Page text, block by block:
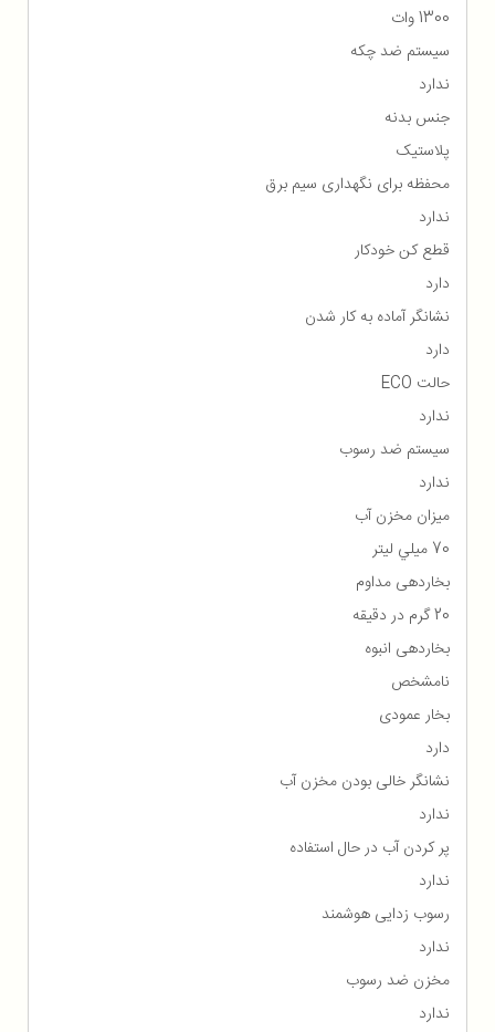
1300 وات
سیستم ضد چکه
ندارد
جنس بدنه
پلاستیک
محفظه برای نگهداری سیم برق
ندارد
قطع کن خودکار
دارد
نشانگر آماده به کار شدن
دارد
حالت ECO
ندارد
سیستم ضد رسوب
ندارد
میزان مخزن آب
70 ميلي ليتر
بخاردهی مداوم
20 گرم در دقیقه
بخاردهی انبوه
نامشخص
بخار عمودی
دارد
نشانگر خالی بودن مخزن آب
ندارد
پر کردن آب در حال استفاده
ندارد
رسوب زدایی هوشمند
ندارد
مخزن ضد رسوب
ندارد